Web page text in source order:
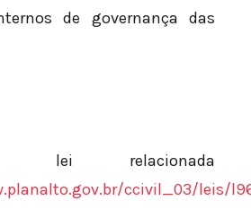
de governança das
lei relacionada
ccivil_03/leis/